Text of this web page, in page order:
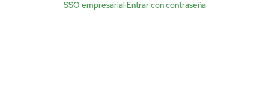
SSO empresarial·Entrar con contraseña